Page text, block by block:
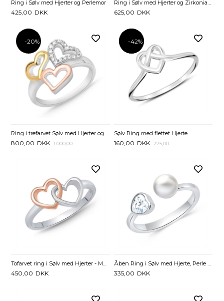
Ring i Sølv med Hjerter og Perlemor
425,00 DKK
Ring i Sølv med Hjerter og Zirkoniasten
625,00 DKK
-20%
800,00 DKK 1.000,00
-42%
-42%
Sølv Ring med flettet Hjerte
160,00 DKK 275,00
Tofarvet ring i Sølv med Hjerter - Mulighed for gravering
450,00 DKK
Åben Ring i Sølv med Hjerte, Perle og Zirkonia
335,00 DKK